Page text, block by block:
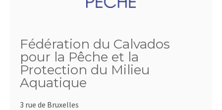
Fédération du Calvados
pour la Pêche et la
Protection du Milieu
Aquatique
3 rue de Bruxelles